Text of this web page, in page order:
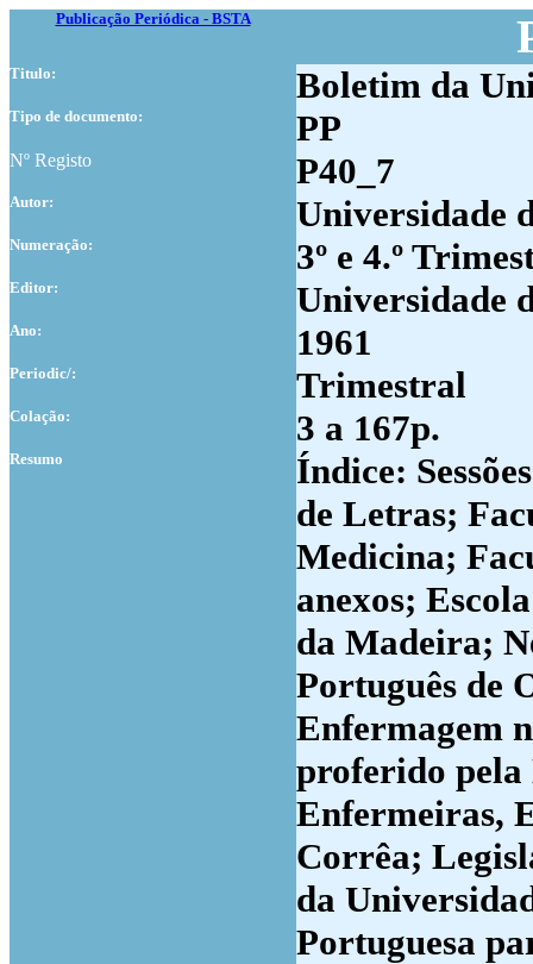
Publicação Periódica - BSTA
Titulo: Boletim da
Tipo de documento: PP
Nº Registo P40_7
Autor: Universidade
Numeração: 3º e 4.º
Editor: Universidade
Ano: 1961
Periodic/: Trimestral
Colação: 3 a 167p.
Resumo
Índice:
de Letras;
Medicina;
anexos;
da Madeira;
Português de
Enfermagem
proferido pela
Enfermeiras,
Corrêa;
da
Portuguesa